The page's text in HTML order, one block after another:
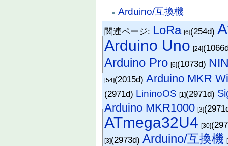
Arduino/互換機
関連ページ: LoRa [6](254d)
Arduino Uno [24]
Arduino Pro [6](1073d)
[54](2015d)Arduino MKR
(2971d) LininoOS [1](2971d)
Arduino MKR1000 [3]
ATmega32U4 [30]
[3](2973d)Arduino/互換機